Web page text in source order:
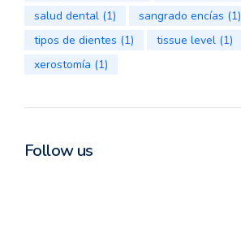
salud dental (1) sangrado encías (1)
tipos de dientes (1) tissue level (1)
xerostomía (1)
Follow us